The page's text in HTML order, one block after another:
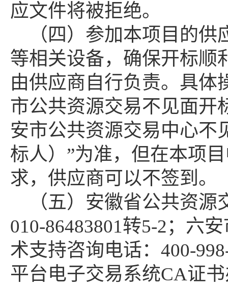
应文件将被拒绝。
（四）参加本项目的
等相关设备，确保开标顺
由供应商自行负责。具体
市公共资源交易不见面开
安市公共资源交易中心不
标人）”为准，但在本项
求，供应商可以不签到。
（五）安徽省公共资
010-86483801转5-2；六
术支持咨询电话：400-
平台电子交易系统CA证